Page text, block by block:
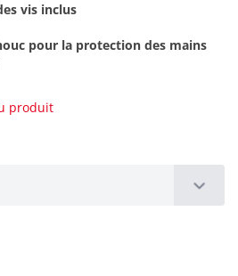
vis inclus
pour la protection des mains
produit